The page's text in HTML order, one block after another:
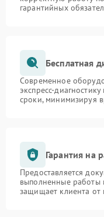
гарантийных
Бесплатная
Современное
экспресс-
сроки, минимизируя
Гарантия на
Предоставляется
выполненные работы
защищает клиента от